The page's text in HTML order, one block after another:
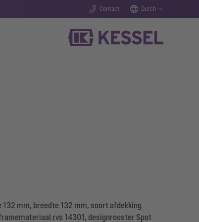
Contact Dutch
132 mm, breedte 132 mm, soort afdekking
rvs 14301, designrooster Spot